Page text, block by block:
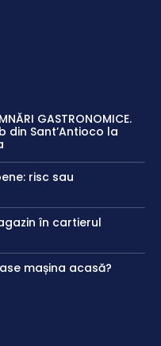
GASTRONOMICE.
din Sant’Antioco la
risc sau
în cartierul
mașina acasă?